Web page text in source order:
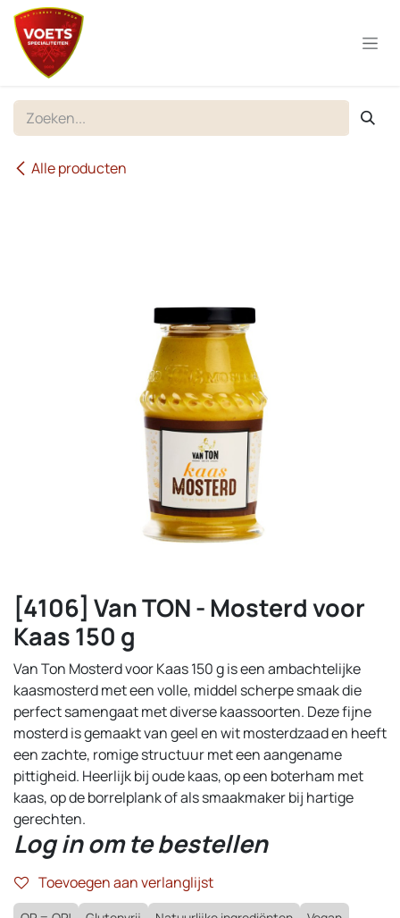
Overslaan naar inhoud
Alle producten
[4106] Van TON - Mosterd voor
Kaas 150 g
Van Ton Mosterd voor Kaas 150 g is een ambachtelijke
kaasmosterd met een volle, middel scherpe smaak die
perfect samengaat met diverse kaassoorten. Deze fijne
mosterd is gemaakt van geel en wit mosterdzaad en heeft
een zachte, romige structuur met een aangename
pittigheid. Heerlijk bij oude kaas, op een boterham met
kaas, op de borrelplank of als smaakmaker bij hartige
gerechten.
Log in om te bestellen
Toevoegen aan verlanglijst